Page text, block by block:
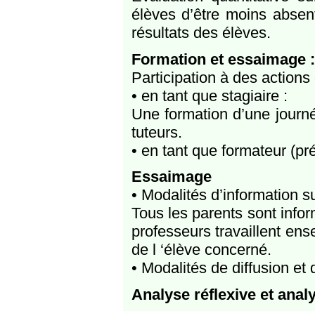
élèves d’être moins
résultats des élèves.
Formation et essaimage :
Participation à des actions
• en tant que stagiaire :
Une formation d’une
tuteurs.
• en tant que formateur
Essaimage
• Modalités d’information
Tous les parents sont
professeurs travaillent
de l ‘élève concerné.
• Modalités de diffusion et
Analyse réflexive et